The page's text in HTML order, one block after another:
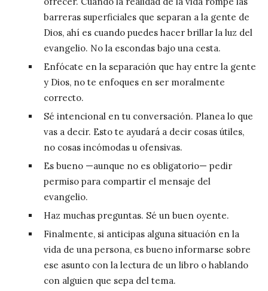
barreras superficiales que separan a la gente de
Dios, ahí es cuando puedes hacer brillar la luz del
evangelio. No la escondas bajo una cesta.
Enfócate en la separación que hay entre la gente
y Dios, no te enfoques en ser moralmente
correcto.
Sé intencional en tu conversación. Planea lo que
vas a decir. Esto te ayudará a decir cosas útiles,
no cosas incómodas u ofensivas.
Es bueno —aunque no es obligatorio— pedir
permiso para compartir el mensaje del
evangelio.
Haz muchas preguntas. Sé un buen oyente.
Finalmente, si anticipas alguna situación en la
vida de una persona, es bueno informarse sobre
ese asunto con la lectura de un libro o hablando
con alguien que sepa del tema.